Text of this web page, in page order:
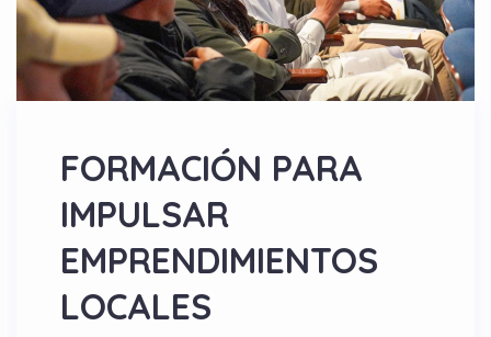
FORMACIÓN PARA
IMPULSAR
EMPRENDIMIENTOS
LOCALES